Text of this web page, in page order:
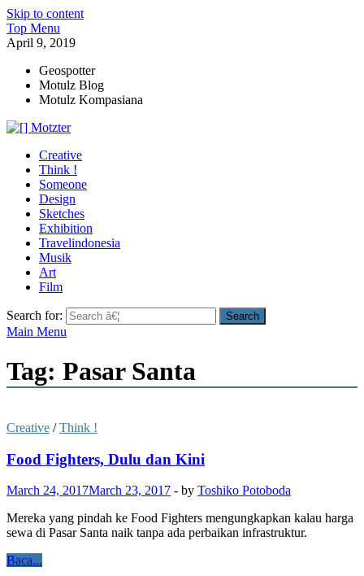
Skip to content
Top Menu
April 9, 2019
Geospotter
Motulz Blog
Motulz Kompasiana
[] Motzter
Cerita Ide Kreatif
Creative
Think !
Someone
Design
Sketches
Exhibition
Travelindonesia
Musik
Art
Film
Search for:
Main Menu
Tag: Pasar Santa
Creative /Think !
Food Fighters, Dulu dan Kini
March 24, 2017March 23, 2017 - by Toshiko Potoboda
Mereka yang pindah ke Food Fighters mengungkapkan kalau harga
sewa di Pasar Santa naik tanpa ada perbaikan infrastruktur.
Baca...